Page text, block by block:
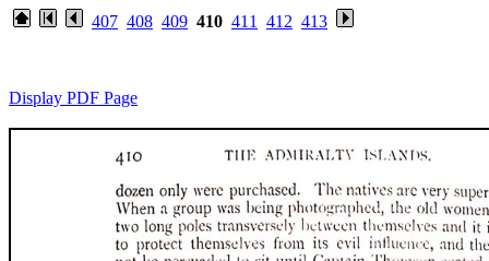
407 408 409 410 411 412 413
Display PDF Page